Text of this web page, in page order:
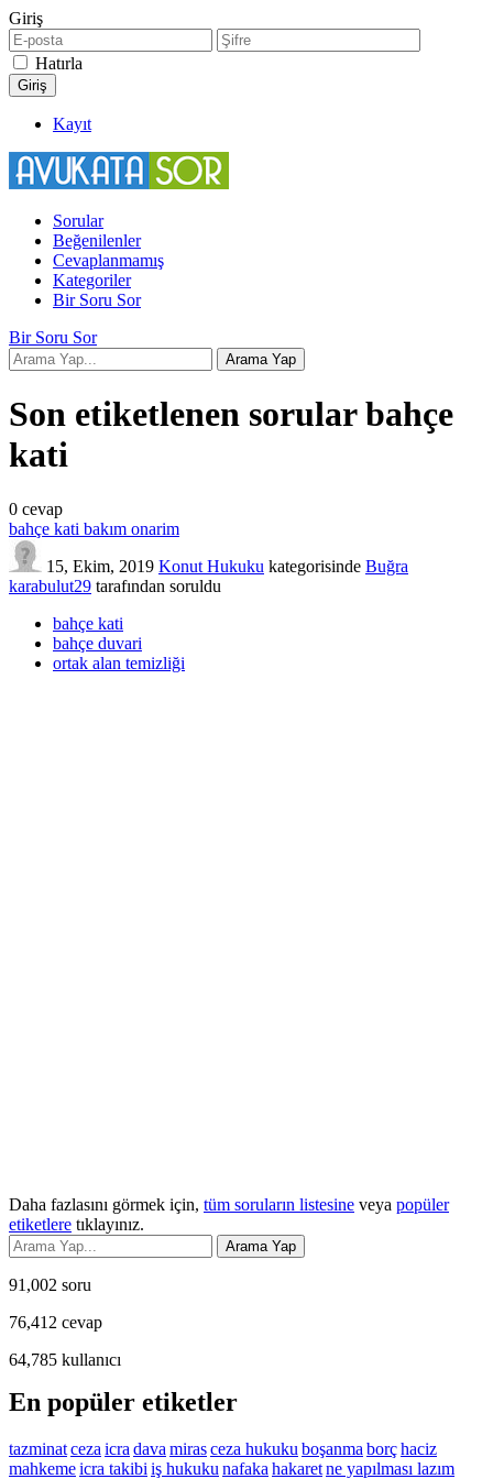
Giriş
Hatırla
Kayıt
Sorular
Beğenilenler
Cevaplanmamış
Kategoriler
Bir Soru Sor
Bir Soru Sor
Son etiketlenen sorular bahçe
kati
0 cevap
bahçe kati bakım onarim
15, Ekim, 2019 Konut Hukuku kategorisinde Buğra
karabulut29 tarafından soruldu
bahçe kati
bahçe duvari
ortak alan temizliği
Daha fazlasını görmek için, tüm soruların listesine veya popüler
etiketlere tıklayınız.
91,002 soru
76,412 cevap
64,785 kullanıcı
En popüler etiketler
tazminatceza icra dava mirasceza hukuku boşanma borçhaciz
mahkemeicra takibi iş hukuku nafaka hakaretne yapılması lazım